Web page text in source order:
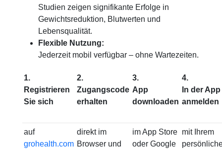
Studien zeigen signifikante Erfolge in
Gewichtsreduktion, Blutwerten und
Lebensqualität.
Flexible Nutzung:
Jederzeit mobil verfügbar – ohne Wartezeiten.
1.
Registrieren
Sie sich
2.
Zugangscode
erhalten
3.
App
downloaden
4.
In der App
anmelden
auf
grohealth.com
direkt im
Browser und
im App Store
oder Google
mit Ihrem